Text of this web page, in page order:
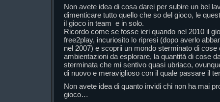
Non avete idea di cosa darei per subire un bel
dimenticare tutto quello che so del gioco, le
il gioco in team e in solo.
Ricordo come se fosse ieri quando nel 2010 il
free2play, incuriosito lo ripresi (dopo averlo
nel 2007) e scoprii un mondo sterminato di cose
ambientazioni da esplorare, la quantità di cose
sterminata che mi sentivo quasi ubriaco,
di nuovo e meraviglioso con il quale passare il
Non avete idea di quanto invidi chi non ha mai
gioco…